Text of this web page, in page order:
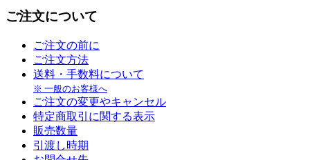
ご注文について
ご注文の前に
ご注文方法
送料・手数料について
※ 一般のお客様へ
ご注文の変更やキャンセル
特定商取引に関する表示
販売数量
引渡し時期